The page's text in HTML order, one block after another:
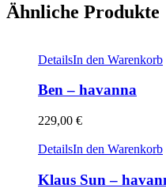
Ähnliche Produkte
DetailsIn den Warenkorb
Ben – havanna
229,00 €
DetailsIn den Warenkorb
Klaus Sun –